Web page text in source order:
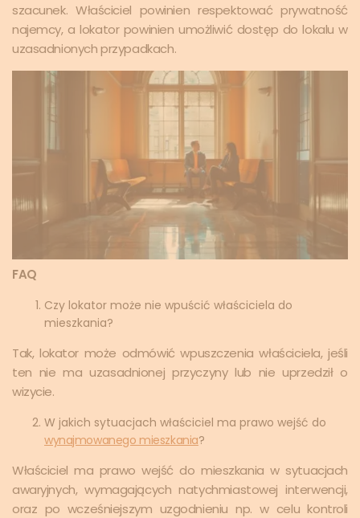
szacunek. Właściciel powinien respektować prywatność
najemcy, a lokator powinien umożliwić dostęp do lokalu w
uzasadnionych przypadkach.
FAQ
Czy lokator może nie wpuścić właściciela do
mieszkania?
Tak, lokator może odmówić wpuszczenia właściciela, jeśli
ten nie ma uzasadnionej przyczyny lub nie uprzedził o
wizycie.
W jakich sytuacjach właściciel ma prawo wejść do
wynajmowanego mieszkania?
Właściciel ma prawo wejść do mieszkania w sytuacjach
awaryjnych, wymagających natychmiastowej interwencji,
oraz po wcześniejszym uzgodnieniu np. w celu kontroli